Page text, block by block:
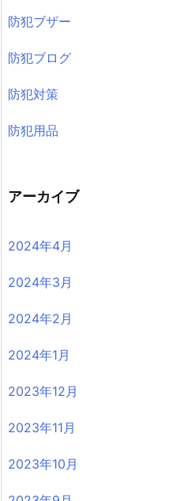
防犯ブザー
防犯ブログ
防犯対策
防犯用品
アーカイブ
2024年4月
2024年3月
2024年2月
2024年1月
2023年12月
2023年11月
2023年10月